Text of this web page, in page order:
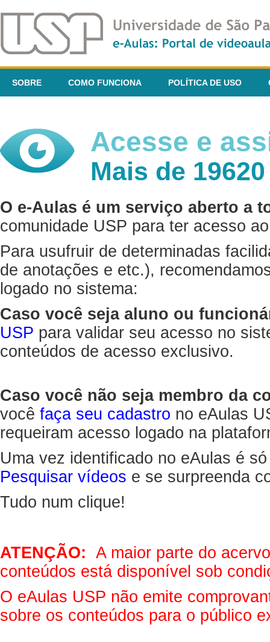
SOBRE COMO FUNCIONA POLÍTICA DE USO
Acesse e
Mais de
O e-Aulas é um serviço aberto a
comunidade USP para ter acesso
Para usufruir de determinadas
de anotações e etc.),
logado no sistema:
Caso você seja aluno ou
USP para validar seu acesso no
conteúdos de acesso exclusivo.
Caso você não seja membro da
você faça seu cadastro no eAulas
requeiram acesso logado na
Uma vez identificado no eAulas é
Pesquisar vídeos e se surpreenda
Tudo num clique!
ATENÇÃO: A maior parte do
conteúdos está disponível sob
O eAulas USP não emite
sobre os conteúdos para o público